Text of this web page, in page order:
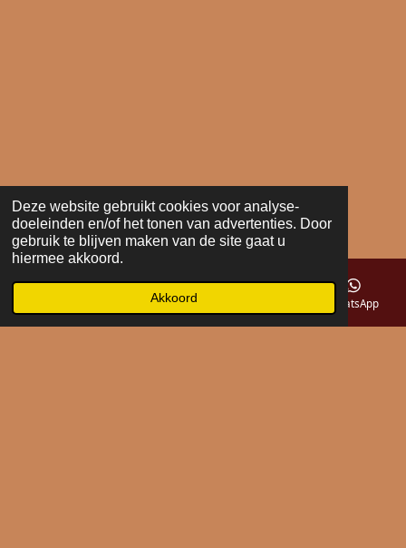
Deze website gebruikt cookies voor analyse-
doeleinden en/of het tonen van advertenties. Door
gebruik te blijven maken van de site gaat u
hiermee akkoord.
Akkoord
Telefoonnummer WhatsApp